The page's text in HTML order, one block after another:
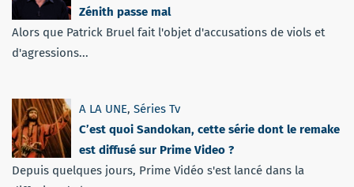
Zénith passe mal
Alors que Patrick Bruel fait l'objet d'accusations de viols et
d'agressions...
A LA UNE, Séries Tv
C’est quoi Sandokan, cette série dont le remake
est diffusé sur Prime Video ?
Depuis quelques jours, Prime Vidéo s'est lancé dans la